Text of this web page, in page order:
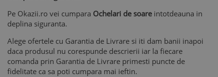
Pe Okazii.ro vei cumpara Ochelari de soareintotdeauna in
deplina siguranta.
Alege ofertele cu Garantia de Livrare si iti dam banii inapoi
daca produsul nu corespunde descrierii iar la fiecare
comanda prin Garantia de Livrare primesti puncte de
fidelitate ca sa poti cumpara mai ieftin.